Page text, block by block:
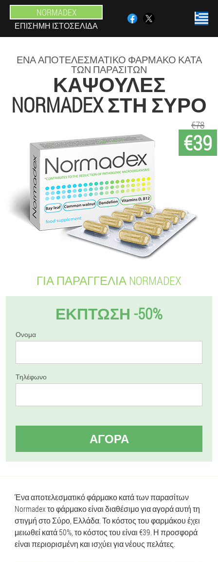
NORMADEX
ΕΠΊΣΗΜΗ ΙΣΤΟΣΕΛΊΔΑ
ΈΝΑ ΑΠΟΤΕΛΕΣΜΑΤΙΚΌ ΦΆΡΜΑΚΟ ΚΑΤΆ
ΤΩΝ ΠΑΡΑΣΊΤΩΝ
ΚΆΨΟΥΛΕΣ
NORMADEX ΣΤΗ ΣΎΡΟ
€39
€78
ΓΙΑ ΠΑΡΑΓΓΕΛΊΑ NORMADEX
ΕΚΠΤΩΣΗ -50%
Ονομα
Τηλέφωνο
ΑΓΟΡΆ
Ένα αποτελεσματικό φάρμακο κατά των παρασίτων
Normadex το φάρμακο είναι διαθέσιμο για αγορά αυτή τη
στιγμή στο Σύρο, Ελλάδα. Το κόστος του φαρμάκου έχει
μειωθεί κατά 50%, το κόστος του είναι €39. Η προσφορά
είναι περιορισμένη και ισχύει για νέους πελάτες.